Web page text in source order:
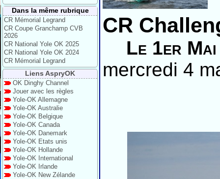
Dans la même rubrique
CR Mémorial Legrand
CR Coupe Granchamp CVB
2026
CR National Yole OK 2025
CR National Yole OK 2024
CR Mémorial Legrand
Liens AspryOK
OK Dinghy Channel
Jouer avec les règles
Yole-OK Allemagne
Yole-OK Australie
Yole-OK Belgique
Yole-OK Canada
Yole-OK Danemark
Yole-OK Etats unis
Yole-OK Hollande
Yole-OK International
Yole-OK Irlande
Yole-OK New Zélande
CR
Le 1er
mercredi 4